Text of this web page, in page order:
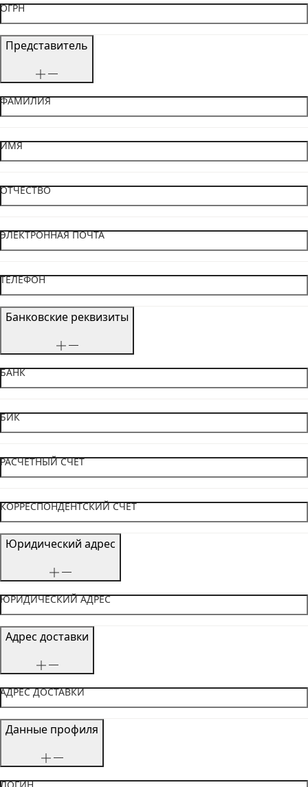
ОГРН
Представитель
ФАМИЛИЯ
ИМЯ
ОТЧЕСТВО
ЭЛЕКТРОННАЯ ПОЧТА
ТЕЛЕФОН
Банковские реквизиты
БАНК
БИК
РАСЧЕТНЫЙ СЧЕТ
КОРРЕСПОНДЕНТСКИЙ СЧЕТ
Юридический адрес
ЮРИДИЧЕСКИЙ АДРЕС
Адрес доставки
АДРЕС ДОСТАВКИ
Данные профиля
ЛОГИН